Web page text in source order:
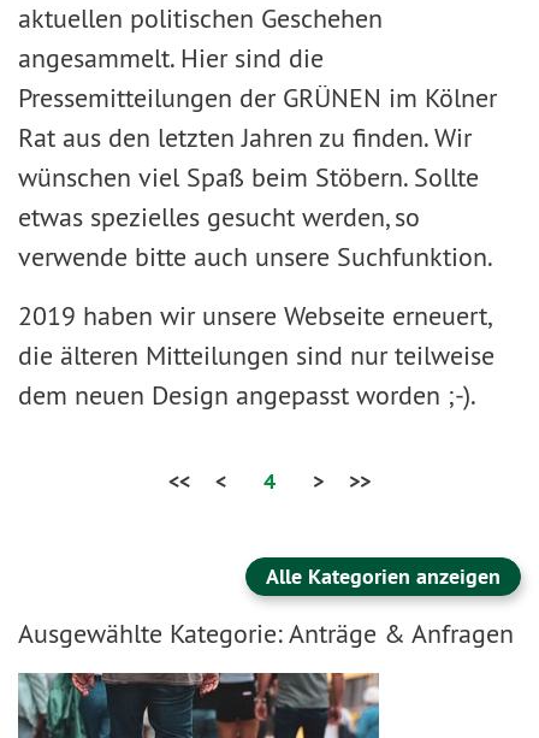
aktuellen politischen Geschehen
angesammelt. Hier sind die
Pressemitteilungen der GRÜNEN im Kölner
Rat aus den letzten Jahren zu finden. Wir
wünschen viel Spaß beim Stöbern. Sollte
etwas spezielles gesucht werden, so
verwende bitte auch unsere Suchfunktion.
2019 haben wir unsere Webseite erneuert,
die älteren Mitteilungen sind nur teilweise
dem neuen Design angepasst worden ;-).
<< < 4 > >>
Alle Kategorien anzeigen
Ausgewählte Kategorie: Anträge & Anfragen